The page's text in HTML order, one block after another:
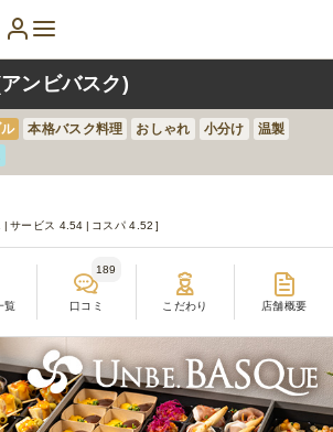
ンビバスク)
本格バスク料理 おしゃれ 小分け
温製
サービス 4.54 コスパ 4.52
覧 口コミ
189
こだわり 店舗概要